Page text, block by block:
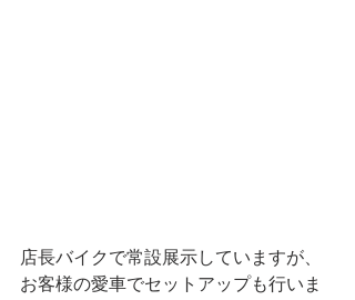
店長バイクで常設展示していますが、
お客様の愛車でセットアップも行いま